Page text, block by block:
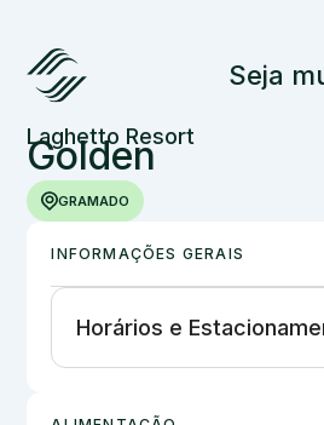
Seja
Laghetto Resort
Golden
GRAMADO
INFORMAÇÕES GERAIS
Horários e